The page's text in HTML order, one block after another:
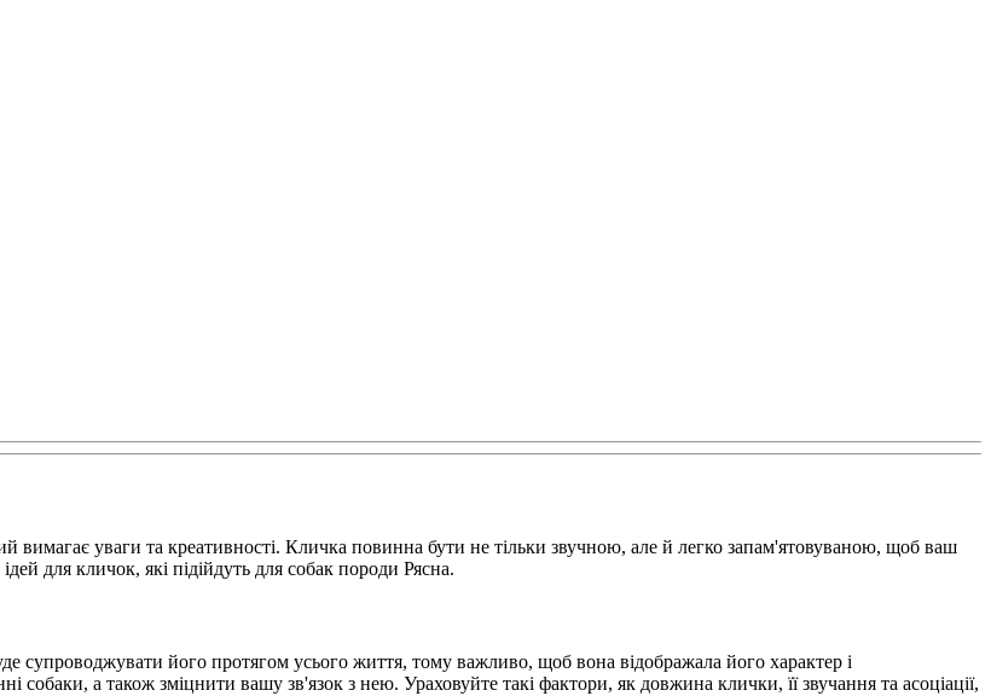
вимагає уваги та креативності. Кличка повинна бути не тільки звучною, але й легко запам'ятовуваною, щоб ваш
для кличок, які підійдуть для собак породи Рясна.
супроводжувати його протягом усього життя, тому важливо, щоб вона відображала його характер і
собаки, а також зміцнити вашу зв'язок з нею. Ураховуйте такі фактори, як довжина клички, її звучання та асоціації,